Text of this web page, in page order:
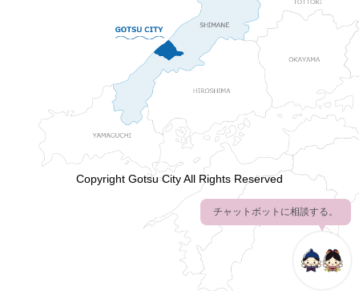
Copyright Gotsu City All Rights Reserved
チャットボットに相談する。